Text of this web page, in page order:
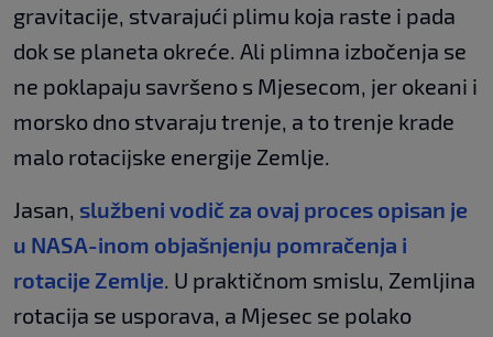
gravitacije, stvarajući plimu koja raste i pada
dok se planeta okreće. Ali plimna izbočenja se
ne poklapaju savršeno s Mjesecom, jer okeani i
morsko dno stvaraju trenje, a to trenje krade
malo rotacijske energije Zemlje.
Jasan, službeni vodič za ovaj proces opisan je
u NASA-inom objašnjenju pomračenja i
rotacije Zemlje. U praktičnom smislu, Zemljina
rotacija se usporava, a Mjesec se polako